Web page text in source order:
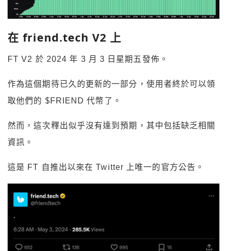
在 friend.tech V2 上
FT V2 於 2024 年 3 月 3 日星期五發佈。
作為這個期待已久的更新的一部分，使用者終於可以領
取他們的 $FRIEND 代幣了。
然而，這次釋出似乎沒有達到預期，其中包括缺乏相關
資訊。
這是 FT 自推出以來在 Twitter 上唯一的官方公告。